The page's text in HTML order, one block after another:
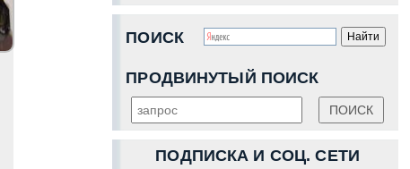
ПОИСК
ПРОДВИНУТЫЙ ПОИСК
ПОДПИСКА И СОЦ. СЕТИ